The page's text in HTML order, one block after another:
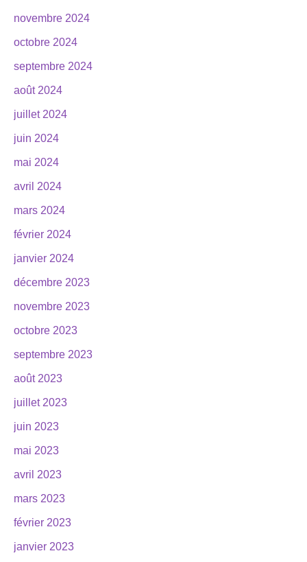
novembre 2024
octobre 2024
septembre 2024
août 2024
juillet 2024
juin 2024
mai 2024
avril 2024
mars 2024
février 2024
janvier 2024
décembre 2023
novembre 2023
octobre 2023
septembre 2023
août 2023
juillet 2023
juin 2023
mai 2023
avril 2023
mars 2023
février 2023
janvier 2023